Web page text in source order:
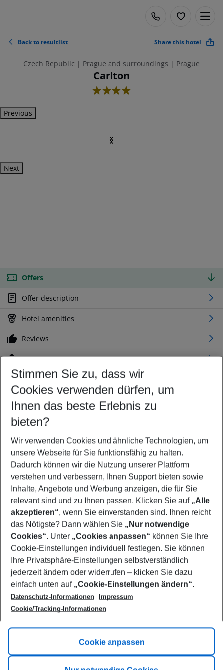
Back to resultlist Share this hotel
Czech Republic | Prague and surroundings | Prague
Carlton
4
Previous
Next
Offers
Offer description
Hotel amenities
Reviews
Location
Customize your offer
Find the perfect deal which suits your best
Your departure airport
Any airport
Select your date range
10/08/26–08/08/27 5-8 nights
Who will travel
2 adults No children
Show more filter
Footer
Footer navigation
Title A
Link A
Stimmen Sie zu, dass wir
Cookies verwenden dürfen, um
Ihnen das beste Erlebnis zu
bieten?
Wir verwenden Cookies und ähnliche Technologien, um
unsere Webseite für Sie funktionsfähig zu halten.
Dadurch können wir die Nutzung unserer Plattform
verstehen und verbessern, Ihnen Support bieten sowie
Inhalte, Angebote und Werbung anzeigen, die für Sie
relevant sind und zu Ihnen passen. Klicken Sie auf „Alle
akzeptieren“, wenn Sie einverstanden sind. Ihnen reicht
das Nötigste? Dann wählen Sie „Nur notwendige
Cookies“. Unter „Cookies anpassen“ können Sie Ihre
Cookie-Einstellungen individuell festlegen. Sie können
Ihre Privatsphäre-Einstellungen selbstverständlich
jederzeit ändern oder widerrufen – klicken Sie dazu
einfach unten auf „Cookie-Einstellungen ändern“.
Datenschutz-Informationen
Impressum
Cookie/Tracking-Informationen
Cookie anpassen